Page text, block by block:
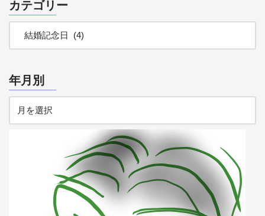
カテゴリー
年月別